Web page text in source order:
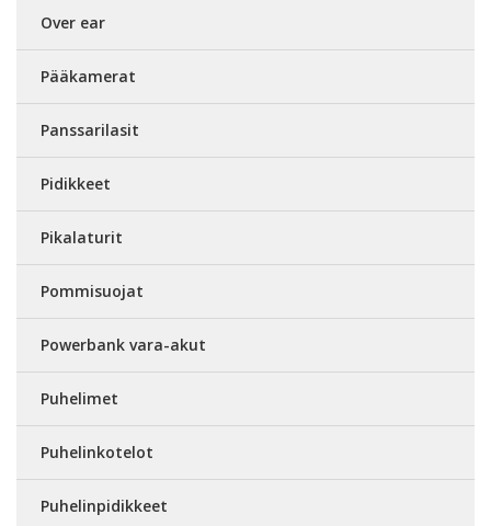
Over ear
Pääkamerat
Panssarilasit
Pidikkeet
Pikalaturit
Pommisuojat
Powerbank vara-akut
Puhelimet
Puhelinkotelot
Puhelinpidikkeet